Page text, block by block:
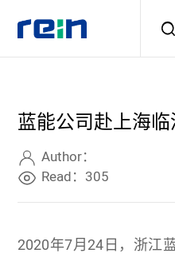
Products
Services
蓝能公司赴上海
Author：
Read：305
2020年7月24日，浙江